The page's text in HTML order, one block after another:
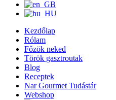
Kezdőlap
Rólam
Főzök neked
Török gasztroutak
Blog
Receptek
Nar Gourmet Tudástár
Webshop